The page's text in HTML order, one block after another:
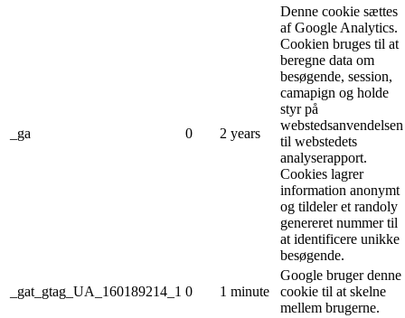
_ga 0 2 years
Denne cookie sættes
af Google Analytics.
Cookien bruges til at
beregne data om
besøgende, session,
camapign og holde
styr på
webstedsanvendelsen
til webstedets
analyserapport.
Cookies lagrer
information anonymt
og tildeler et randoly
genereret nummer til
at identificere unikke
besøgende.
_gat_gtag_UA_160189214_1 0 1 minute
Google bruger denne
cookie til at skelne
mellem brugerne.